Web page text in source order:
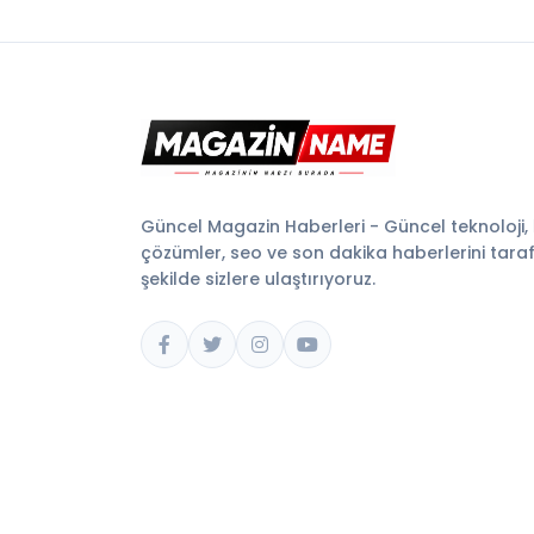
Güncel Magazin Haberleri - Güncel teknoloji,
çözümler, seo ve son dakika haberlerini
şekilde sizlere ulaştırıyoruz.